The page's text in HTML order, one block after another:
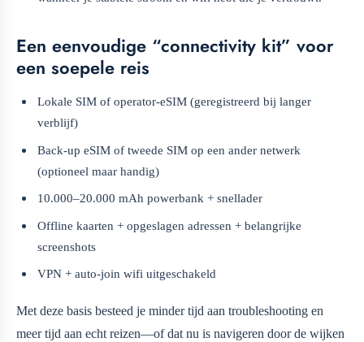
Een eenvoudige “connectivity kit” voor
een soepele reis
Lokale SIM of operator-eSIM (geregistreerd bij langer
verblijf)
Back-up eSIM of tweede SIM op een ander netwerk
(optioneel maar handig)
10.000–20.000 mAh powerbank + snellader
Offline kaarten + opgeslagen adressen + belangrijke
screenshots
VPN + auto-join wifi uitgeschakeld
Met deze basis besteed je minder tijd aan troubleshooting en
meer tijd aan echt reizen—of dat nu is navigeren door de wijken